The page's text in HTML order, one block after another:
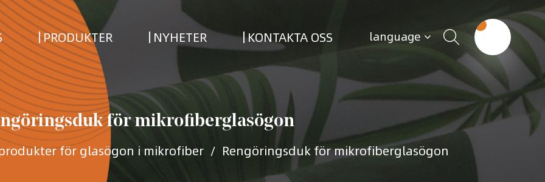
PRODUKTER NYHETER KONTAKTA OSS language
för mikrofiberglasögon
för glasögon i mikrofiber / Rengöringsduk för mikrofiberglasögon